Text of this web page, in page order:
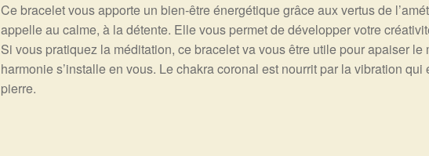
Ce bracelet vous apporte un bien-être énergétique grâce aux vertus de
appelle au calme, à la détente. Elle vous permet de développer votre
Si vous pratiquez la méditation, ce bracelet va vous être utile pour apaiser le
harmonie s’installe en vous. Le chakra coronal est nourrit par la vibration qui
pierre.